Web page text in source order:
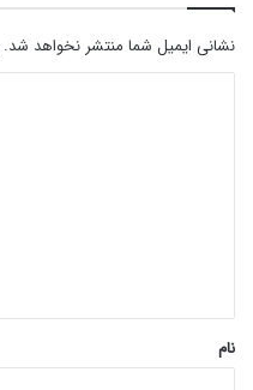
نشانی ایمیل شما منتشر نخواهد شد.
نام